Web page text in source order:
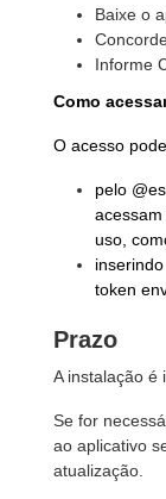
Baixe o
Informe
Como
O acesso
pelo
uso,
token
Prazo
A instalação é
Se for
ao aplicativo
atualização.